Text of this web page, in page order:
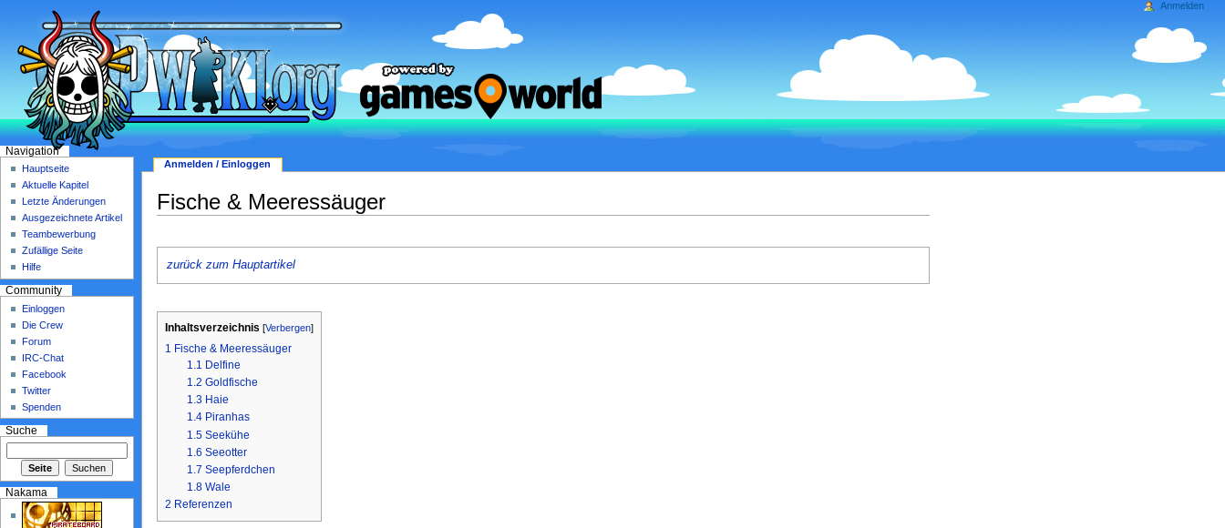
Fische & Meeressäuger
zurück zum Hauptartikel
Inhaltsverzeichnis [Verbergen]
1 Fische & Meeressäuger
1.1 Delfine
1.2 Goldfische
1.3 Haie
1.4 Piranhas
1.5 Seekühe
1.6 Seeotter
1.7 Seepferdchen
1.8 Wale
2 Referenzen
Anmelden / Einloggen
Anmelden
Navigation
Hauptseite
Aktuelle Kapitel
Letzte Änderungen
Ausgezeichnete Artikel
Teambewerbung
Zufällige Seite
Hilfe
Community
Einloggen
Die Crew
Forum
IRC-Chat
Facebook
Twitter
Spenden
Suche
Nakama